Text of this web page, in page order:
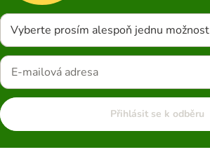
Vyberte prosím alespoň jednu možnost
Přihlásit se k odběru